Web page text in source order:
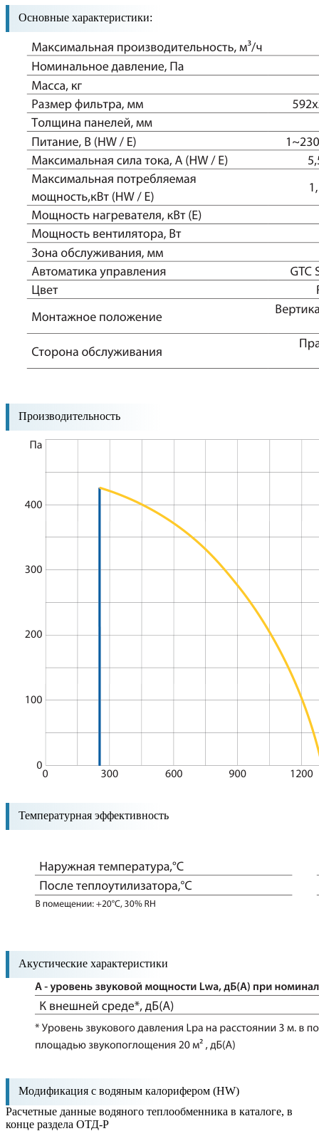
Основные характеристики:
Производительность
Температурная эффективность
Акустические характеристики
Модификация с водяным калорифером (HW)
Расчетные данные водяного теплообменника в каталоге, в
конце раздела ОТД-P